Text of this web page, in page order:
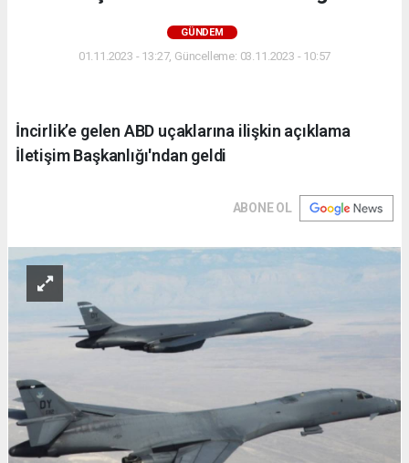
GÜNDEM
01.11.2023 - 13:27, Güncelleme: 03.11.2023 - 10:57
İncirlik’e gelen ABD uçaklarına ilişkin açıklama
İletişim Başkanlığı'ndan geldi
ABONE OL